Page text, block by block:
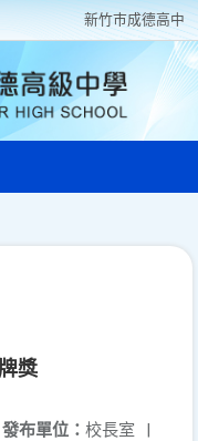
新竹巿成德高中
獎
發布單位： 校長室 |